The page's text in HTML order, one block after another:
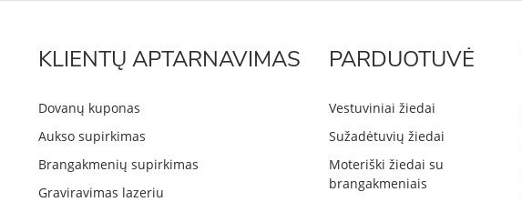
KLIENTŲ APTARNAVIMAS
Dovanų kuponas
Aukso supirkimas
Brangakmenių supirkimas
Graviravimas lazeriu
PARDUOTUVĖ
Vestuviniai žiedai
Sužadėtuvių žiedai
Moteriški žiedai su
brangakmeniais